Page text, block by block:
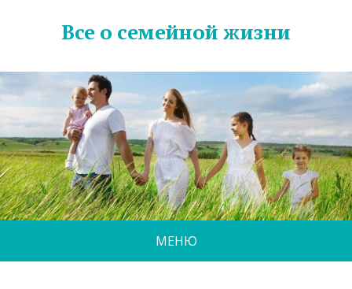
Все о семейной жизни
МЕНЮ